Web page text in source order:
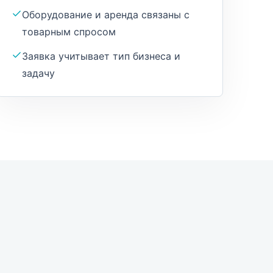
Оборудование и аренда связаны с
товарным спросом
Заявка учитывает тип бизнеса и
задачу